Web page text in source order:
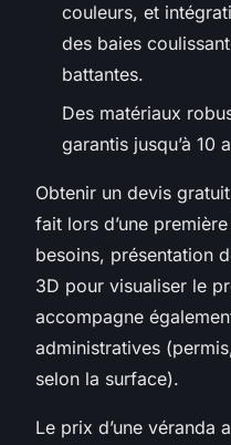
couleurs, et
des baies
battantes.
Des matériaux
garantis jusqu’à 10
Obtenir un devis
fait lors d’une
besoins, présentation
3D pour visualiser le
accompagne
administratives
selon la surface).
Le prix d’une véranda